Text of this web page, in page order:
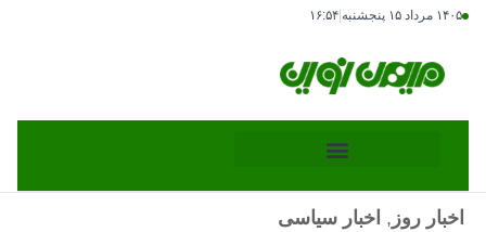
۱۴۰۵ مرداد ۱۵ پنجشنبه ۱۶:۵۴
اخبار روز , اخبار سیاسی